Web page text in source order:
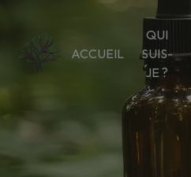
ACCUEIL
QUI
SUIS-
JE ?
Panneau de gestion des cookies